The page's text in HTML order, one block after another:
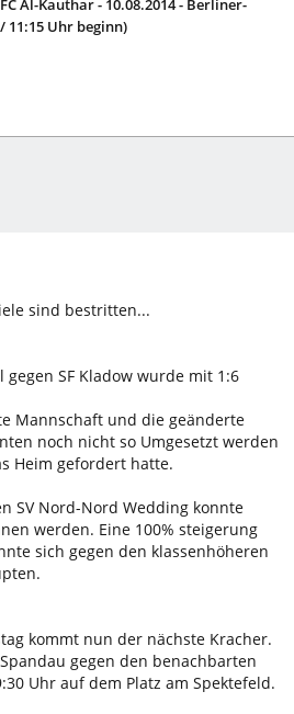
Al-Kauthar - 10.08.2014 - Berliner-
11:15 Uhr beginn)
sind bestritten...
gegen SF Kladow wurde mit 1:6
Mannschaft und die geänderte
noch nicht so Umgesetzt werden
Heim gefordert hatte.
SV Nord-Nord Wedding konnte
werden. Eine 100% steigerung
sich gegen den klassenhöheren
kommt nun der nächste Kracher.
gegen den benachbarten
Uhr auf dem Platz am Spektefeld.